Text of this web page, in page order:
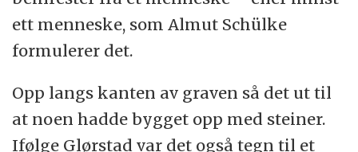
ett menneske, som Almut Schülke
formulerer det.
Opp langs kanten av graven så det ut til
at noen hadde bygget opp med steiner.
Ifølge Glørstad var det også tegn til et